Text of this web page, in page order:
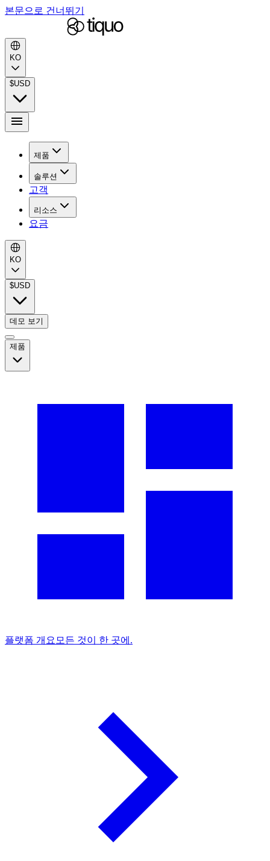
본문으로 건너뛰기
KO
$USD
제품
솔루션
고객
리소스
요금
KO
$USD
데모 보기
제품
플랫폼 개요 모든 것이 한 곳에.